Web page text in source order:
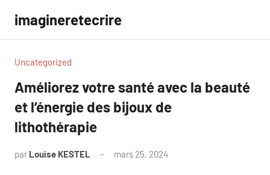
contenu
imagineretecrire
Uncategorized
Améliorez votre santé avec la beauté
et l’énergie des bijoux de
lithothérapie
par Louise KESTEL mars 25, 2024